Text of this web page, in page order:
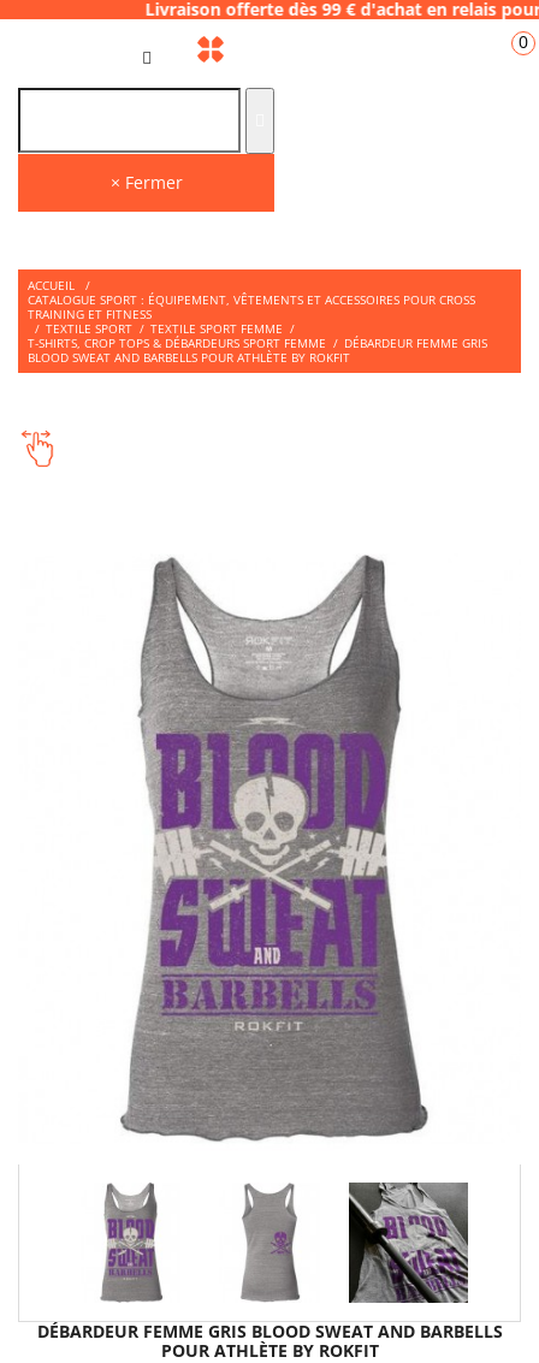
Livraison offerte dès 99 € d'achat en
× Fermer
0
ACCUEIL
/
CATALOGUE SPORT : ÉQUIPEMENT, VÊTEMENTS ET ACCESSOIRES POUR CROSS
TRAINING ET FITNESS
/ TEXTILE SPORT / TEXTILE SPORT FEMME /
T-SHIRTS, CROP TOPS & DÉBARDEURS SPORT FEMME / DÉBARDEUR FEMME GRIS
BLOOD SWEAT AND BARBELLS POUR ATHLÈTE BY ROKFIT
DÉBARDEUR FEMME GRIS BLOOD SWEAT AND BARBELLS
POUR ATHLÈTE BY ROKFIT